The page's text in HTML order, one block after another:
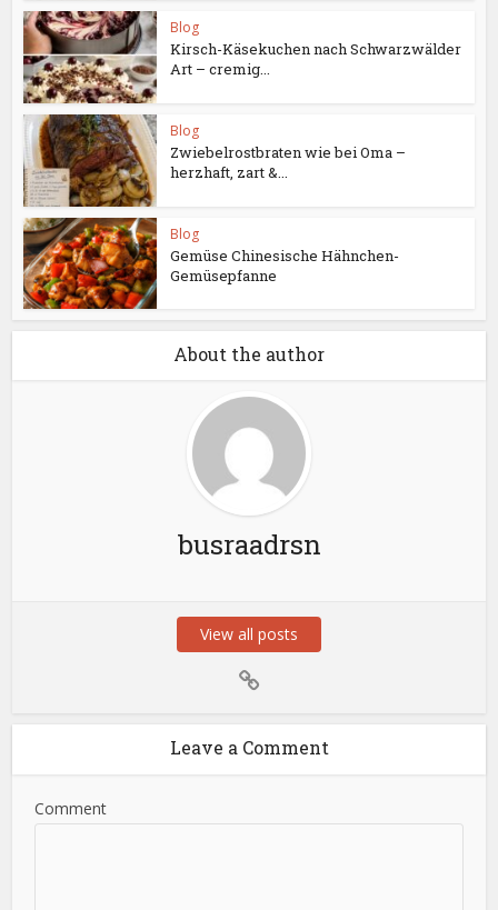
Blog
Kirsch-Käsekuchen nach Schwarzwälder
Art – cremig...
Blog
Zwiebelrostbraten wie bei Oma –
herzhaft, zart &...
Blog
Gemüse Chinesische Hähnchen-
Gemüsepfanne
About the author
busraadrsn
View all posts
Leave a Comment
Comment